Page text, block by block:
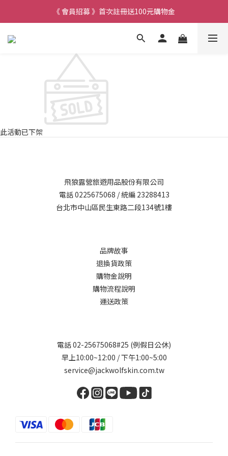
《 會員招募 》首次註冊送100元購物金
此活動已下架
飛狼露營旅遊用品股份有限公司
電話 0225675068 / 統編 23288413
台北市中山區民生東路二段134號1樓
品牌故事
退換貨政策
購物金說明
購物流程說明
運送政策
電話 02-25675068#25 (例假日公休)
早上10:00~12:00 / 下午1:00~5:00
service@jackwolfskin.com.tw